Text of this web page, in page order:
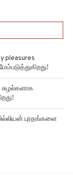
புரதங்களை